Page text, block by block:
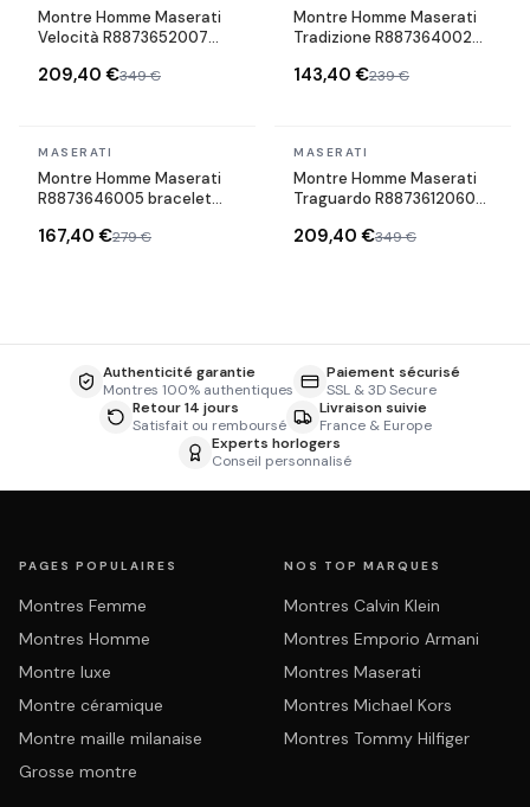
Montre Homme Maserati
Velocità R8873652007
maillons acier
209,40 €349 €
Montre Homme Maserati
Tradizione R887364002
acier
143,40 €239 €
En stock
MASERATI
Montre Homme Maserati
R8873646005 bracelet
multifonctions
167,40 €279 €
En stock
MASERATI
Montre Homme Maserati
Traguardo R8873612060
maillons acier
209,40 €349 €
Authenticité garantie
Montres 100% authentiques
Paiement sécurisé
SSL & 3D Secure
Retour 14 jours
Satisfait ou remboursé
Livraison suivie
France & Europe
Experts horlogers
Conseil personnalisé
PAGES POPULAIRES
Montres Femme
Montres Homme
Montre luxe
Montre céramique
Montre maille milanaise
Grosse montre
NOS TOP MARQUES
Montres Calvin Klein
Montres Emporio Armani
Montres Maserati
Montres Michael Kors
Montres Tommy Hilfiger